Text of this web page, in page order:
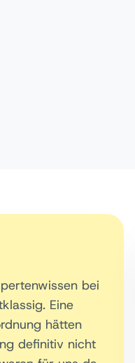
bei
Eine
hätten
definitiv nicht